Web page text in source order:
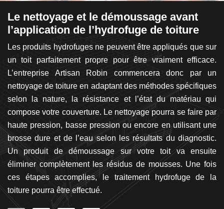
Le nettoyage et le démoussage avant
l’application de l’hydrofuge de toiture
Les produits hydrofuges ne peuvent être appliqués que sur
un toit parfaitement propre pour être vraiment efficace.
L’entreprise Artisan Robin commencera donc par un
nettoyage de toiture en adaptant des méthodes spécifiques
selon la nature, la résistance et l’état du matériau qui
compose votre couverture. Le nettoyage pourra se faire par
haute pression, basse pression ou encore en utilisant une
brosse dure et de l’eau selon les résultats du diagnostic.
Un produit de démoussage sur votre toit va ensuite
éliminer complètement les résidus de mousses. Une fois
ces étapes accomplies, le traitement hydrofuge de la
toiture pourra être effectué.